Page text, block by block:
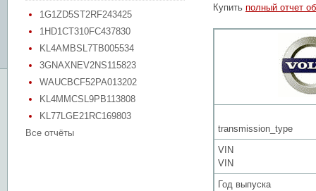
1G1ZD5ST2RF243425
1HD1CT310FC437830
KL4AMBSL7TB005534
3GNAXNEV2NS115823
WAUCBCF52PA013202
KL4MMCSL9PB113808
KL77LGE21RC169803
Все отчёты
Купить полный отчет
transmission_type
VIN
VIN
Год выпуска